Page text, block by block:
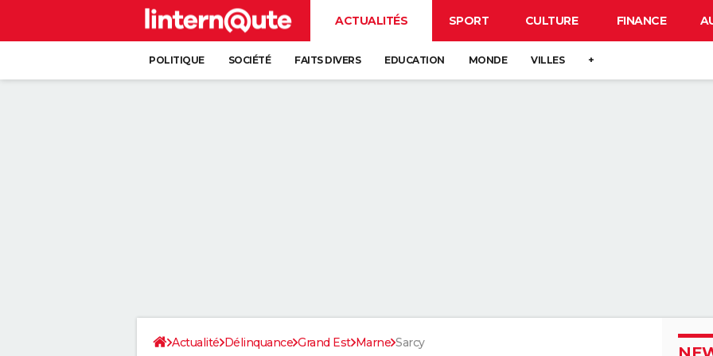
ACTUALITÉS SPORT CULTURE FINANCE
POLITIQUE SOCIÉTÉ FAITS DIVERS EDUCATION MONDE VILLES +
Actualité Délinquance Grand Est Marne Sarcy